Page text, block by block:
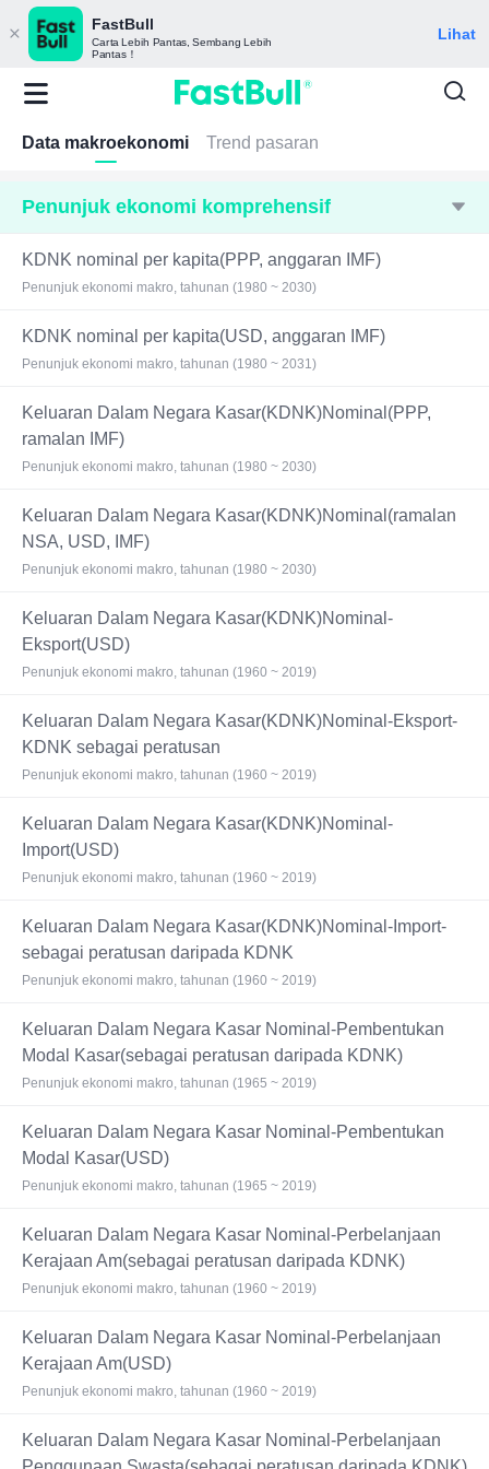
FastBull
Carta Lebih Pantas, Sembang Lebih
Pantas！
Lihat
Data makroekonomi Trend pasaran
Penunjuk ekonomi komprehensif
KDNK nominal per kapita(PPP, anggaran IMF)
Penunjuk ekonomi makro, tahunan (1980 ~ 2030)
KDNK nominal per kapita(USD, anggaran IMF)
Penunjuk ekonomi makro, tahunan (1980 ~ 2031)
Keluaran Dalam Negara Kasar(KDNK)Nominal(PPP,
ramalan IMF)
Penunjuk ekonomi makro, tahunan (1980 ~ 2030)
Keluaran Dalam Negara Kasar(KDNK)Nominal(ramalan
NSA, USD, IMF)
Penunjuk ekonomi makro, tahunan (1980 ~ 2030)
Keluaran Dalam Negara Kasar(KDNK)Nominal-
Eksport(USD)
Penunjuk ekonomi makro, tahunan (1960 ~ 2019)
Keluaran Dalam Negara Kasar(KDNK)Nominal-Eksport-
KDNK sebagai peratusan
Penunjuk ekonomi makro, tahunan (1960 ~ 2019)
Keluaran Dalam Negara Kasar(KDNK)Nominal-
Import(USD)
Penunjuk ekonomi makro, tahunan (1960 ~ 2019)
Keluaran Dalam Negara Kasar(KDNK)Nominal-Import-
sebagai peratusan daripada KDNK
Penunjuk ekonomi makro, tahunan (1960 ~ 2019)
Keluaran Dalam Negara Kasar Nominal-Pembentukan
Modal Kasar(sebagai peratusan daripada KDNK)
Penunjuk ekonomi makro, tahunan (1965 ~ 2019)
Keluaran Dalam Negara Kasar Nominal-Pembentukan
Modal Kasar(USD)
Penunjuk ekonomi makro, tahunan (1965 ~ 2019)
Keluaran Dalam Negara Kasar Nominal-Perbelanjaan
Kerajaan Am(sebagai peratusan daripada KDNK)
Penunjuk ekonomi makro, tahunan (1960 ~ 2019)
Keluaran Dalam Negara Kasar Nominal-Perbelanjaan
Kerajaan Am(USD)
Penunjuk ekonomi makro, tahunan (1960 ~ 2019)
Keluaran Dalam Negara Kasar Nominal-Perbelanjaan